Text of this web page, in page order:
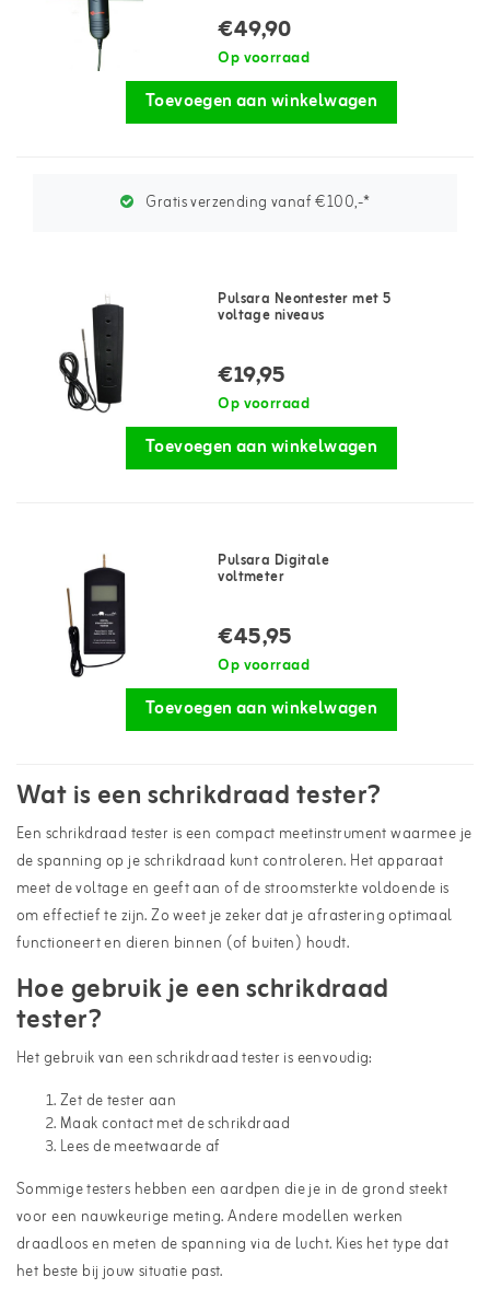
€49,90
Op voorraad
Toevoegen aan winkelwagen
Gratis verzending vanaf €100,-*
Pulsara Neontester met 5
voltage niveaus
€19,95
Op voorraad
Toevoegen aan winkelwagen
Pulsara Digitale
voltmeter
€45,95
Op voorraad
Toevoegen aan winkelwagen
Wat is een schrikdraad tester?
Een schrikdraad tester is een compact meetinstrument waarmee je
de spanning op jeschrikdraad kunt controleren. Het apparaat
meet de voltage en geeft aan of de stroomsterkte voldoende is
om effectief te zijn. Zo weet je zeker dat je afrastering optimaal
functioneert en dieren binnen (of buiten) houdt.
Hoe gebruik je een schrikdraad
tester?
Het gebruik van een schrikdraad tester is eenvoudig:
Zet de tester aan
Maak contact met de schrikdraad
Lees de meetwaarde af
Sommige testers hebben een aardpen die je in de grond steekt
voor een nauwkeurige meting. Andere modellen werken
draadloos en meten de spanning via de lucht. Kies het type dat
het beste bij jouw situatie past.